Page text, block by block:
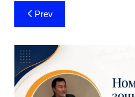
Post
navigation
Prev